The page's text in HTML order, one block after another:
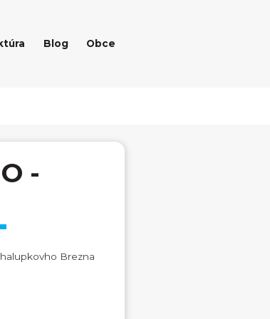
Blog Obce
-
Brezna